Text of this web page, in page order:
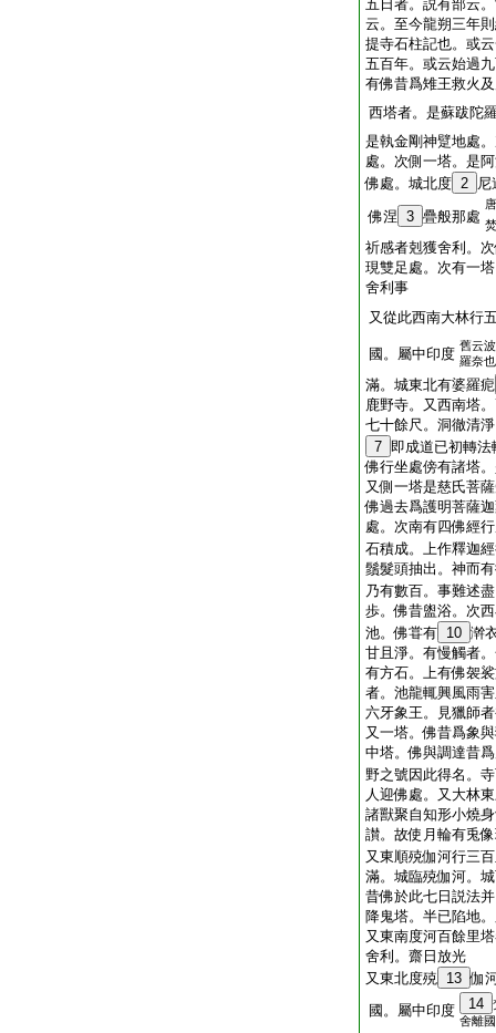
五日者。説有部云
云。至今龍朔三年
提寺石柱記也。或
五百年。或云始過
有佛昔爲雉王救火
西塔者。是蘇跋陀
是執金剛神躄地處
處。次側一塔。是
佛處。城北度 2 尼
佛涅 3 疊般那處 焚
祈感者剋獲舍利。
現雙足處。次有一
舍利事
又從此西南大林行
國。屬中印度 舊云波
羅奈也
滿。城東北有婆羅痆
鹿野寺。又西南塔
七十餘尺。洞徹清
7 即成道已初轉
佛行坐處傍有諸塔
又側一塔是慈氏菩
佛過去爲護明菩薩
處。次南有四佛經
石積成。上作釋迦
鬚髮頭抽出。神而
乃有數百。事難述
歩。佛昔盥浴。次
池。佛甞有 10 澣
甘且淨。有慢觸者
有方石。上有佛袈
者。池龍輒興風雨
六牙象王。見獵師
又一塔。佛昔爲象
中塔。佛與調達昔
野之號因此得名。
人迎佛處。又大林
諸獸聚自知形小燒
讃。故使月輪有兎
又東順殑伽河行三
滿。城臨殑伽河。
昔佛於此七日説法
降鬼塔。半已陷地
又東南度河百餘里
舍利。齋日放光
又東北度殑 13 伽
國。屬中印度
14
舍離國